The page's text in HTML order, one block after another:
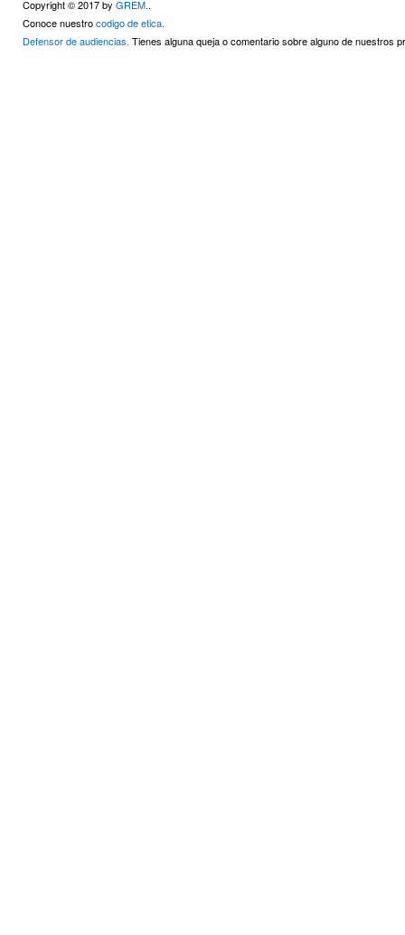
Copyright © 2017 by GREM..
Conoce nuestrocodigo de etica.
Defensor de audiencias. Tienes alguna queja o comentario sobre alguno de nuestros